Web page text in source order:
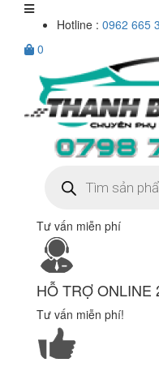
Hotline : 0962 665
0
kiếm
sản
Tư vấn miễn phí
HỖ TRỢ ONLINE
Tư vấn miễn phí!